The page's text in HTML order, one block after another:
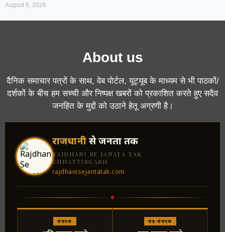
August 6, 2026
About us
दैनिक समाचार पत्रों के साथ, वेब पोर्टल, यूट्यूब के माध्यम से भी पाठकों/
दर्शकों के बीच हम सच्ची और निष्पक्ष खबरों को प्रकाशित करते हुए सदैव
जनहित के मुद्दों को उठाने हेतू अग्रणी है।
राजधानीसे जनता तक
RAJDHANI SE JANATA TAK ·
CHHATTISGARH
rajdhanisejantatak.com
संपादक सह-संपादक